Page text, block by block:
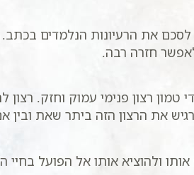
את הרעיונות הנלמדים
חזרה רבה.
טמון רצון פנימי עמוק וחזק.
את הרצון הזה ביתר שאת
ולהוציא אותו אל הפועל